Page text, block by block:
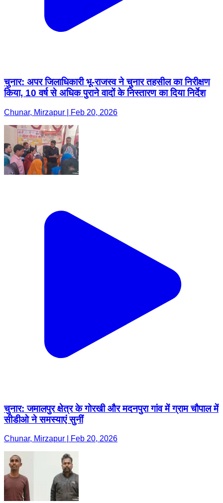
चुनार: अपर जिलाधिकारी भू-राजस्व ने चुनार तहसील का निरीक्षण
किया, 10 वर्ष से अधिक पुराने वादों के निस्तारण का दिया निर्देश
Chunar, Mirzapur | Feb 20, 2026
चुनार: जमालपुर क्षेत्र के गोरखी और मदनपुरा गांव में ग्राम चौपाल में
सीडीओ ने समस्याएं सुनीं
Chunar, Mirzapur | Feb 20, 2026